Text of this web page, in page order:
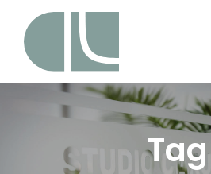
Tag